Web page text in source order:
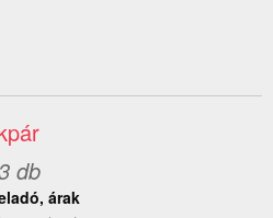
db
árak